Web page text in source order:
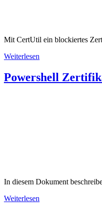
Mit CertUtil ein blockiertes
Weiterlesen
Powershell
In diesem Dokument
Weiterlesen